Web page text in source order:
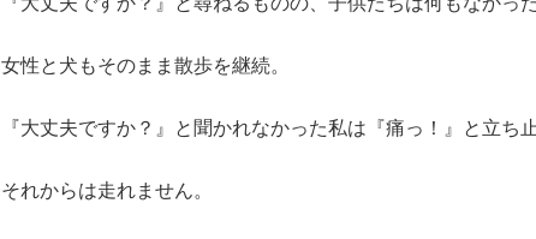
女性と犬もそのまま散歩を継続。
『大丈夫ですか？』と聞かれなかった私は『痛っ！』と立ち止
それからは走れません。